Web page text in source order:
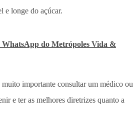
e longe do açúcar.
WhatsApp do Metrópoles Vida &
muito importante consultar um médico ou
e ter as melhores diretrizes quanto a